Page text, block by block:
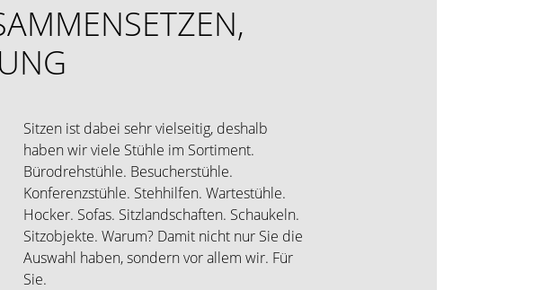
Sitzen ist dabei sehr vielseitig, deshalb
haben wir viele Stühle im Sortiment.
Bürodrehstühle. Besucherstühle.
Konferenzstühle. Stehhilfen. Wartestühle.
Hocker. Sofas. Sitzlandschaften. Schaukeln.
Sitzobjekte. Warum? Damit nicht nur Sie die
Auswahl haben, sondern vor allem wir. Für
Sie.